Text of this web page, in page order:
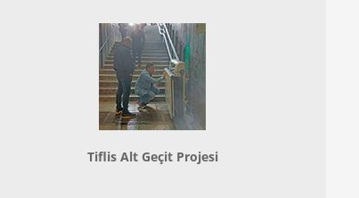
Tiflis Alt Geçit Projesi